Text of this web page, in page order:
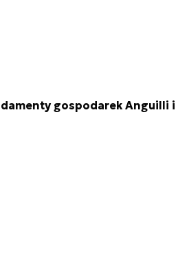
gospodarek Anguilli i